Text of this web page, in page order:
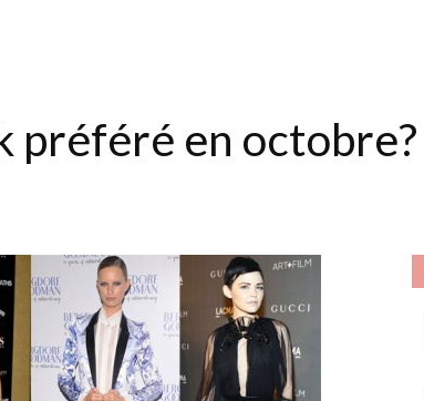
préféré en octobre?